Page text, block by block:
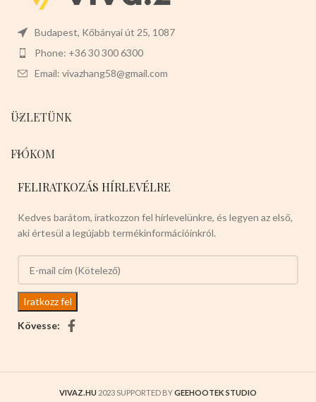
Budapest, Kőbányai út 25, 1087
Phone: +36 30 300 6300
Email: vivazhang58@gmail.com
ÜZLETÜNK
FIÓKOM
FELIRATKOZÁS HÍRLEVÉLRE
Kedves barátom, iratkozzon fel hírlevelünkre, és legyen az első,
aki értesül a legújabb termékinformációinkról.
Kövesse:
VIVAZ.HU 2023 SUPPORTED BYGEEHOOTEK STUDIO